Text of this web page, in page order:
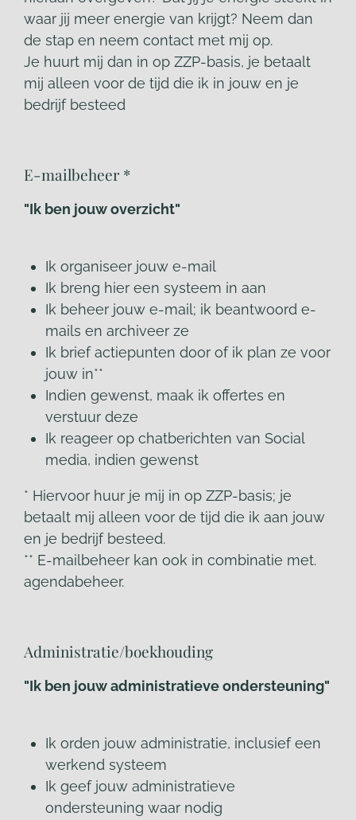
waar jij meer energie van krijgt? Neem dan
de stap en neem contact met mij op.
Je huurt mij dan in op ZZP-basis, je betaalt
mij alleen voor de tijd die ik in jouw en je
bedrijf besteed
E-mailbeheer *
"Ik ben jouw overzicht"
Ik organiseer jouw e-mail
Ik breng hier een systeem in aan
Ik beheer jouw e-mail; ik beantwoord e-
mails en archiveer ze
Ik brief actiepunten door of ik plan ze voor
jouw in**
Indien gewenst, maak ik offertes en
verstuur deze
Ik reageer op chatberichten van Social
media, indien gewenst
* Hiervoor huur je mij in op ZZP-basis; je
betaalt mij alleen voor de tijd die ik aan jouw
en je bedrijf besteed.
** E-mailbeheer kan ook in combinatie met.
agendabeheer.
Administratie/boekhouding
"Ik ben jouw administratieve ondersteuning"
Ik orden jouw administratie, inclusief een
werkend systeem
Ik geef jouw administratieve
ondersteuning waar nodig